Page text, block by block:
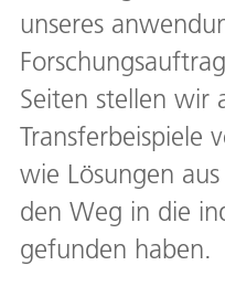
unseres
Seiten stellen wir
Transferbeispiele
wie Lösungen
den Weg in die
gefunden haben.